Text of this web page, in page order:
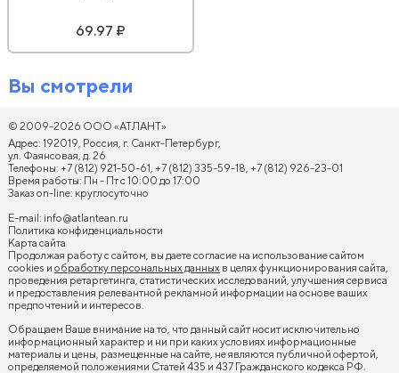
69.97 ₽
Вы смотрели
© 2009-2026 ООО «АТЛАНТ»
Адрес: 192019, Россия, г. Санкт-Петербург,
ул. Фаянсовая, д. 26
Телефоны: +7 (812) 921-50-61, +7 (812) 335-59-18, +7 (812) 926-23-01
Время работы: Пн - Пт с 10:00 до 17:00
Заказ on-line: круглосуточно
E-mail: info@atlantean.ru
Политика конфиденциальности
Карта сайта
Продолжая работу с сайтом, вы даете согласие на использование сайтом
cookies и обработку персональных данных в целях функционирования сайта,
проведения ретаргетинга, статистических исследований, улучшения сервиса
и предоставления релевантной рекламной информации на основе ваших
предпочтений и интересов.
Обращаем Ваше внимание на то, что данный сайт носит исключительно
информационный характер и ни при каких условиях информационные
материалы и цены, размещенные на сайте, не являются публичной офертой,
определяемой положениями Статей 435 и 437 Гражданского кодекса РФ.